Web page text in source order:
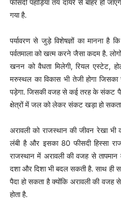
फीसदी पहाड़ियां तय दायरे से बाहर हो
गया है.
पर्यावरण से जुड़े विशेषज्ञों का मानना है
पर्वतमाला को खत्म करने जैसा कदम है.
खनन को वैधता मिलेगी, रियल एस्टेट,
मरुस्थल का विकास भी तेजी होगा जिसका
पड़ेगा. जिसकी वजह से कई तरह के संकट
क्षेत्रों में जल को लेकर संकट खड़ा हो
अरावली को राजस्थान की जीवन रेखा
लंबी है और इसका 80 फीसदी हिस्सा
राजस्थान में अरावली की वजह से तापमान
दशा और दिशा भी बदल सकती है. साथ
पैदा हो सकता है क्योंकि अरावली की
होता है.